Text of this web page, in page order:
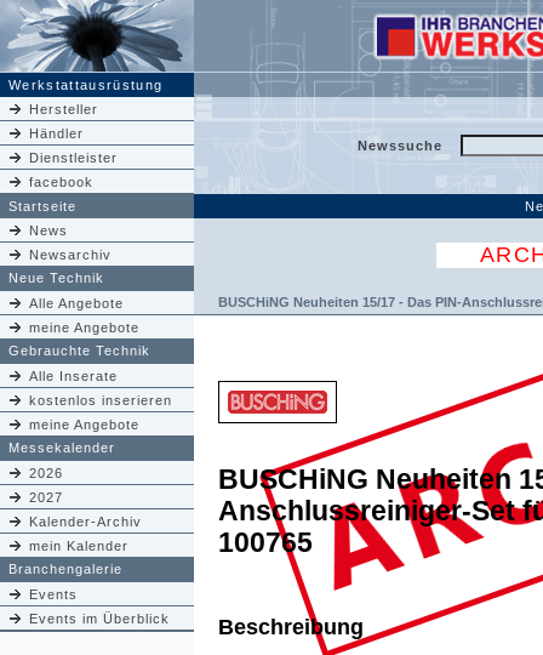
Werkstattausrüstung
Hersteller
Händler
Dienstleister
facebook
Newssuche
Startseite
News
Newsarchiv
Neue Technik
Alle Angebote
meine Angebote
Gebrauchte Technik
Alle Inserate
kostenlos inserieren
meine Angebote
Messekalender
2026
2027
Kalender-Archiv
mein Kalender
Branchengalerie
Events
Events im Überblick
BUSCHiNG Neuheiten 15/17 - Das PIN-
BUSCHiNG Neuheiten
Anschlussreiniger-Set
100765
Beschreibung